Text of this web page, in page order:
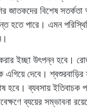
জাতকদের বিশেষ
হতে পারে। এমন
ইচ্ছা উৎপন্ন হবে।
দেবে। শ্বশুরবাড়ির
হবে। ব্যবসায় ইতিবাচক
ব্যয়ের সম্ভাবনা